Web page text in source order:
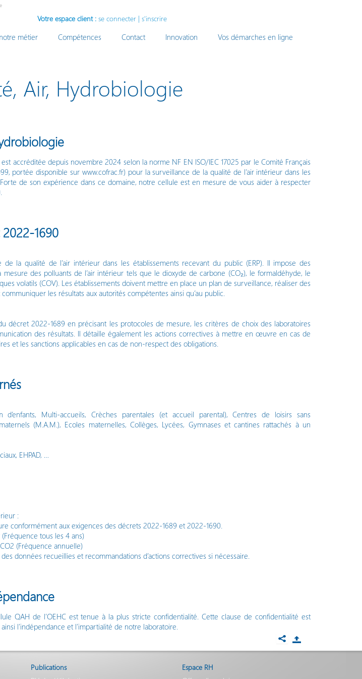
Votre espace client : se connecter | s'inscrire
métier Compétences Contact Innovation Vos démarches en ligne
Air, Hydrobiologie
accréditée depuis novembre 2024 selon la norme NF EN ISO/IEC 17025 par le Comité Français
portée disponible sur www.cofrac.fr) pour la surveillance de la qualité de l’air intérieur dans les
de son expérience dans ce domaine, notre cellule est en mesure de vous aider à respecter
1690
la qualité de l’air intérieur dans les établissements recevant du public (ERP). Il impose des
des polluants de l’air intérieur tels que le dioxyde de carbone (CO₂), le formaldéhyde, le
volatils (COV). Les établissements doivent mettre en place un plan de surveillance, réaliser des
les résultats aux autorités compétentes ainsi qu’au public.
décret 2022-1689 en précisant les protocoles de mesure, les critères de choix des laboratoires
des résultats. Il détaille également les actions correctives à mettre en œuvre en cas de
et les sanctions applicables en cas de non-respect des obligations.
d’enfants, Multi-accueils, Crèches parentales (et accueil parental), Centres de loisirs sans
(M.A.M.), Ecoles maternelles, Collèges, Lycées, Gymnases et cantines rattachés à un
EHPAD, …
:
conformément aux exigences des décrets 2022-1689 et 2022-1690.
tous les 4 ans)
(Fréquence annuelle)
données recueillies et recommandations d’actions correctives si nécessaire.
QAH de l’OEHC est tenue à la plus stricte confidentialité. Cette clause de confidentialité est
l’indépendance et l’impartialité de notre laboratoire.
Publications Espace RH